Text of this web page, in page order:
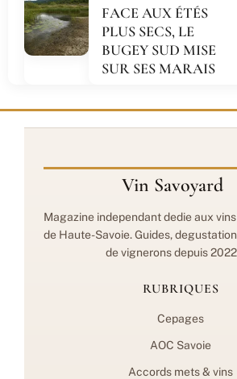
FACE AUX ÉTÉS
PLUS SECS, LE
BUGEY SUD MISE
SUR SES MARAIS
Vin Savoyard
Magazine independant dedie aux
de Haute-Savoie. Guides,
de vignerons depuis
RUBRIQUES
Cepages
AOC Savoie
Accords mets & vins